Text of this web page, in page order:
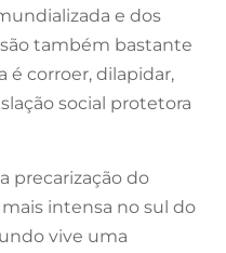
e dos
também bastante
é corroer, dilapidar,
social protetora
precarização do
intensa no sul do
vive uma